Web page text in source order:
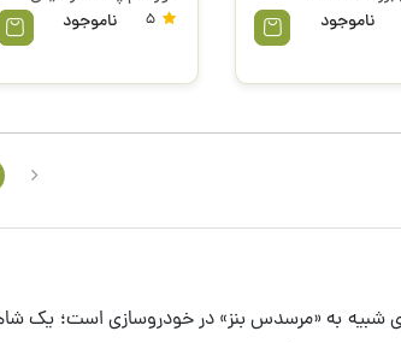
ناموجود
جعبه چوبی 74524
ناموجود